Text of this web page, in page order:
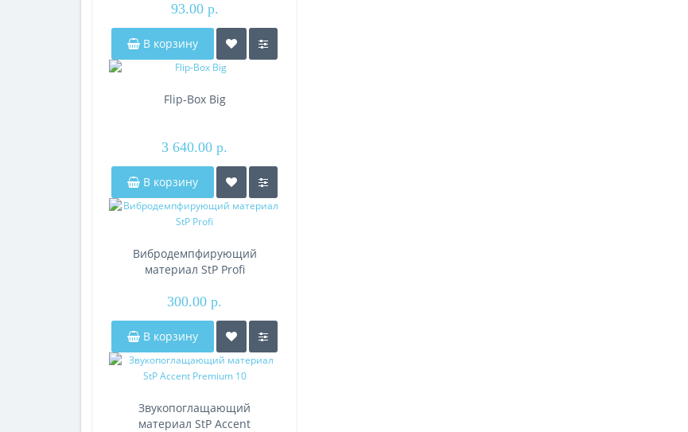
93.00 р.
В корзину
Flip-Box Big
3 640.00 р.
В корзину
Вибродемпфирующий
материал StP Profi
300.00 р.
В корзину
Звукопоглащающий
материал StP Accent